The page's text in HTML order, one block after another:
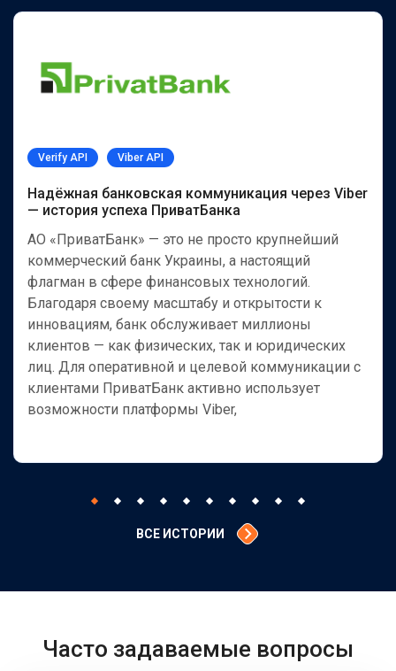
Verify API Viber API
Надёжная банковская коммуникация через Viber
— история успеха ПриватБанка
АО «ПриватБанк» — это не просто крупнейший
коммерческий банк Украины, а настоящий
флагман в сфере финансовых технологий.
Благодаря своему масштабу и открытости к
инновациям, банк обслуживает миллионы
клиентов — как физических, так и юридических
лиц. Для оперативной и целевой коммуникации с
клиентами ПриватБанк активно использует
возможности платформы Viber,
ВСЕ ИСТОРИИ
Часто задаваемые вопросы